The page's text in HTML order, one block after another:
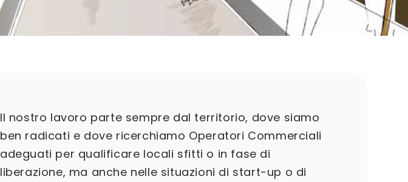
Il nostro lavoro parte sempre dal territorio, dove siamo
ben radicati e dove ricerchiamo Operatori Commerciali
adeguati per qualificare locali sfitti o in fase di
liberazione, ma anche nelle situazioni di start-up o di